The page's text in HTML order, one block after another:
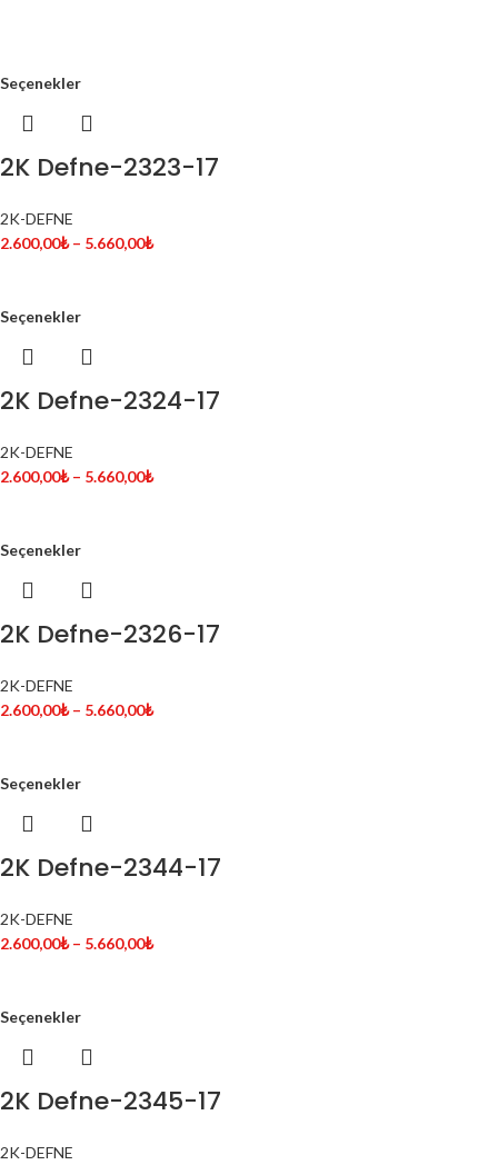
Seçenekler
2K Defne-2323-17
2K-DEFNE
2.600,00₺ – 5.660,00₺
Seçenekler
2K Defne-2324-17
2K-DEFNE
2.600,00₺ – 5.660,00₺
Seçenekler
2K Defne-2326-17
2K-DEFNE
2.600,00₺ – 5.660,00₺
Seçenekler
2K Defne-2344-17
2K-DEFNE
2.600,00₺ – 5.660,00₺
Seçenekler
2K Defne-2345-17
2K-DEFNE